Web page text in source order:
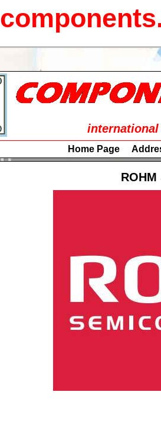
Home Page